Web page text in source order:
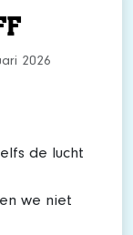
2026
de lucht
we niet